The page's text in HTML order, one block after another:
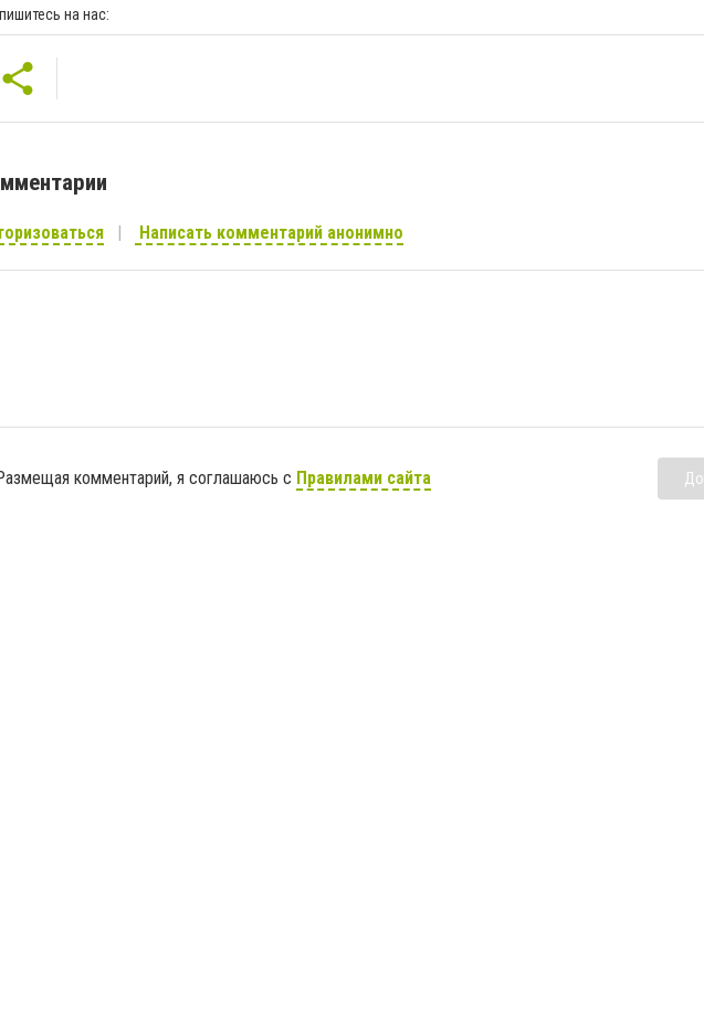
на нас:
Написать комментарий анонимно
комментарий, я соглашаюсь с Правилами сайта